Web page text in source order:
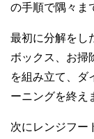
の手順で隅々ま
最初に分解をし
ボックス、お掃
を組み立て、ダ
ーニングを終え
次にレンジフー